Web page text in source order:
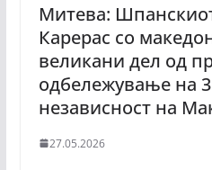
Митева:
Карерас со
великани дел од
одбележување на
независност на
27.05.2026